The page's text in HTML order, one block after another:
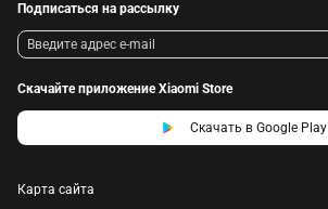
Подписаться на рассылку
Карта сайта
Скачайте приложение Xiaomi Store
Скачать в Google Play